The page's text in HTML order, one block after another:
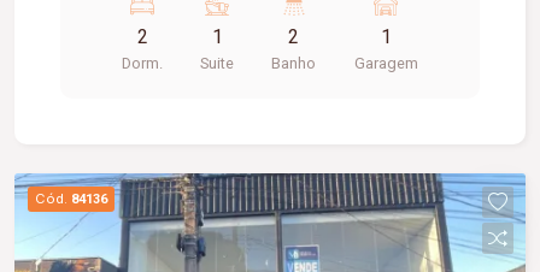
cerâmica, 1° locação, aprox. 52m². Condomínio
com portaria 24horas, piscina, espaço gourmet,
playground, 2 elevadores e 1 vg de
2
Dorm.
1
Suite
2
Banho
1
Garagem
Cód. 84136